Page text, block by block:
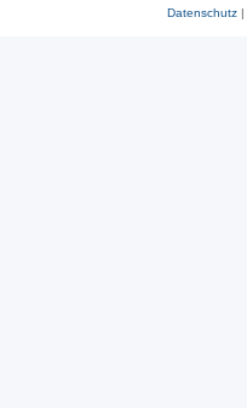
Datenschutz|